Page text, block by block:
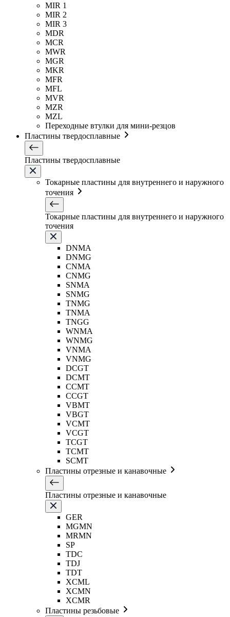
MIR 1
MIR 2
MIR 3
MDR
MCR
MWR
MGR
MKR
MFR
MFL
MVR
MZR
MZL
Переходные втулки для мини-резцов
Пластины твердосплавные
Пластины твердосплавные
Токарные пластины для внутреннего и наружного
точения
Токарные пластины для внутреннего и наружного
точения
DNMA
DNMG
CNMA
CNMG
SNMA
SNMG
TNMG
TNMA
TNGG
WNMA
WNMG
VNMA
VNMG
DCGT
DCMT
CCMT
CCGT
VBMT
VBGT
VCMT
VCGT
TCGT
TCMT
SCMT
Пластины отрезные и канавочные
Пластины отрезные и канавочные
GER
MGMN
MRMN
SP
TDC
TDJ
TDT
XCML
XCMN
XCMR
Пластины резьбовые